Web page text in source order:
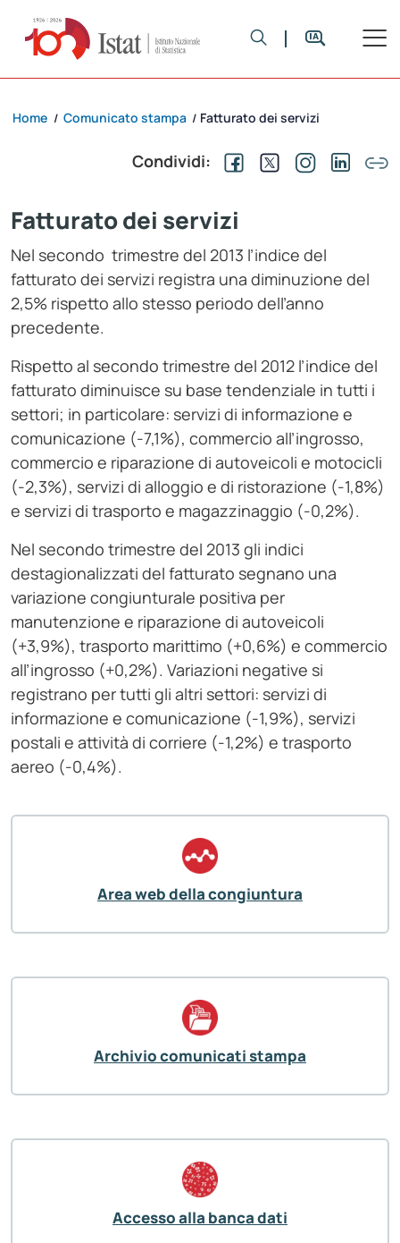
Home / Comunicato stampa / Fatturato dei servizi
Condividi:
Fatturato dei servizi
Nel secondo trimestre del 2013 l’indice del
fatturato dei servizi registra una diminuzione del
2,5% rispetto allo stesso periodo dell’anno
precedente.
Rispetto al secondo trimestre del 2012 l’indice del
fatturato diminuisce su base tendenziale in tutti i
settori; in particolare: servizi di informazione e
comunicazione (-7,1%), commercio all’ingrosso,
commercio e riparazione di autoveicoli e motocicli
(-2,3%), servizi di alloggio e di ristorazione (-1,8%)
e servizi di trasporto e magazzinaggio (-0,2%).
Nel secondo trimestre del 2013 gli indici
destagionalizzati del fatturato segnano una
variazione congiunturale positiva per
manutenzione e riparazione di autoveicoli
(+3,9%), trasporto marittimo (+0,6%) e commercio
all’ingrosso (+0,2%). Variazioni negative si
registrano per tutti gli altri settori: servizi di
informazione e comunicazione (-1,9%), servizi
postali e attività di corriere (-1,2%) e trasporto
aereo (-0,4%).
Area web della congiuntura
Archivio comunicati stampa
Accesso alla banca dati